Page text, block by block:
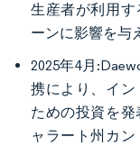
生産者が利用
ーンに影響を与
2025年4月
携により、イ
ための投資を
ャラート州カ